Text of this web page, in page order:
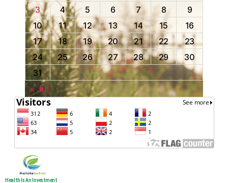
3
4 5 6 7 8
9
10
11 12 13 14 15
16
17
18 19 20 21 22
23
24
25 26 27 28 29
30
31
« Jul
Health Is An Investment